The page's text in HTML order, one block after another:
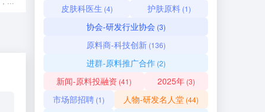
皮肤科医生 (4) 护肤原料(1)
协会-研发行业协会 (3)
原料商-科技创新(136)
进群-原料推广合作(2)
新闻-原料投融资 (41) 2025年 (3)
市场部招聘 (1) 人物-研发名人堂 (44)